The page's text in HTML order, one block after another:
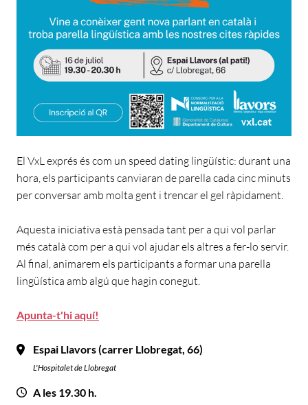
El VxL exprés és com un speed dating lingüístic: durant una
hora, els participants canviaran de parella cada cinc minuts
per conversar amb molta gent i trencar el gel ràpidament.
Aquesta iniciativa està pensada tant per a qui vol parlar
més català com per a qui vol ajudar els altres a fer-lo servir.
Al final, animarem els participants a formar una parella
lingüística amb algú que hagin conegut.
Apunta-t'hi aquí!
Espai Llavors (carrer Llobregat, 66)
L'Hospitalet de Llobregat
A les 19.30 h.